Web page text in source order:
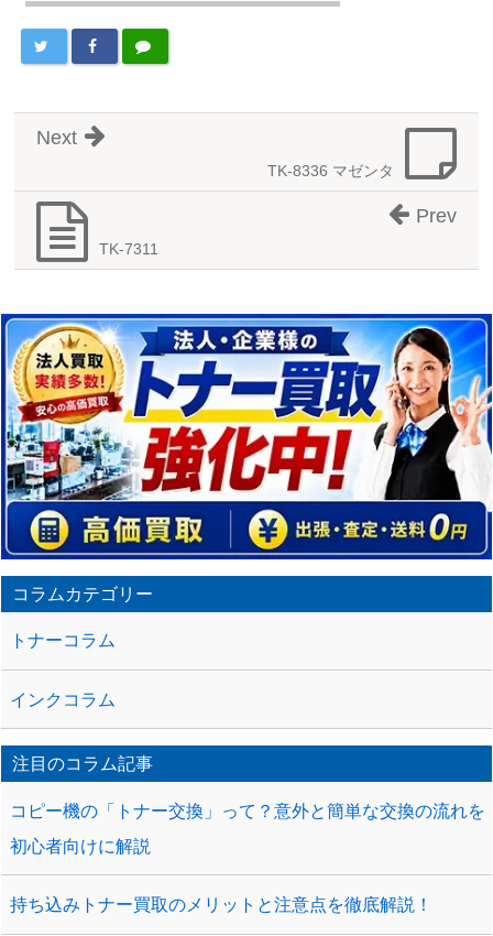
TK-8336 マゼンタ
Next
TK-7311
Prev
コラムカテゴリー
トナーコラム
インクコラム
注目のコラム記事
コピー機の「トナー交換」って？意外と簡単な交換の流れを
初心者向けに解説
持ち込みトナー買取のメリットと注意点を徹底解説！